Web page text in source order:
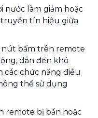
nước làm giảm hoặc
tín hiệu giữa
nút bấm trên remote
dẫn đến khó
các chức năng điều
thể sử dụng
remote bị bẩn hoặc